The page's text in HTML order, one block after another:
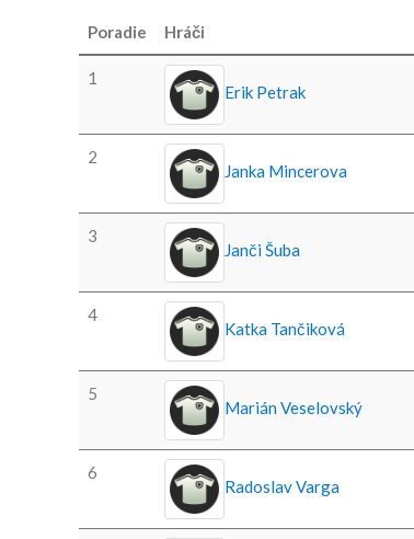
Poradie Hráči
1
Erik Petrak
2
Janka Mincerova
3
Janči Šuba
4
Katka Tančiková
5
Marián Veselovský
6
Radoslav Varga